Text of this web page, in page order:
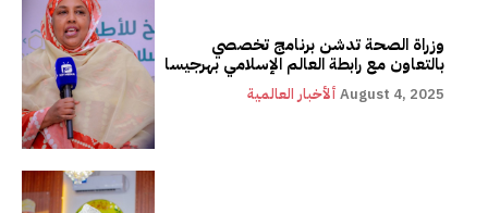
وزراة الصحة تدشن برنامج تخصصي
بالتعاون مع رابطة العالم الإسلامي بهرجيسا
ألأخبار العالمية August 4, 2025